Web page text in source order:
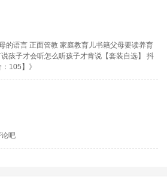
的语言 正面管教 家庭教育儿书籍父母要读养育
孩子才会听怎么听孩子才肯说【套装自选】 抖
105】 》
吧